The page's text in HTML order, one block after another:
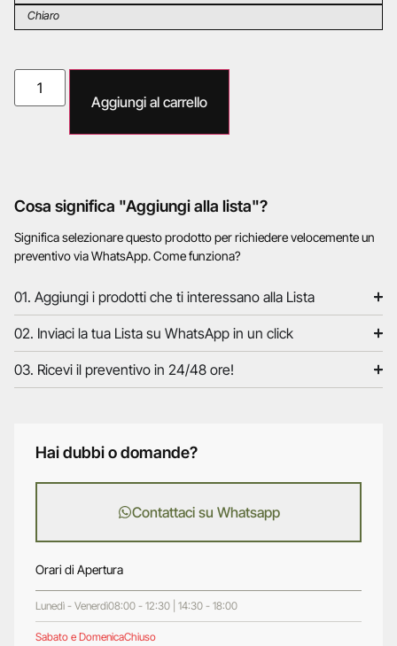
Chiaro
Aggiungi al carrello
Cosa significa "Aggiungi alla lista"?
Significa selezionare questo prodotto per richiedere velocemente un
preventivo via WhatsApp. Come funziona?
01. Aggiungi i prodotti che ti interessano alla Lista
02. Inviaci la tua Lista su WhatsApp in un click
03. Ricevi il preventivo in 24/48 ore!
Hai dubbi o domande?
Contattaci su Whatsapp
Orari di Apertura
Lunedì - Venerdì08:00 - 12:30 | 14:30 - 18:00
Sabato e DomenicaChiuso